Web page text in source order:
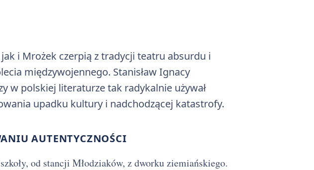
i Mrożek czerpią z tradycji teatru absurdu i
międzywojennego. Stanisław Ignacy
w polskiej literaturze tak radykalnie używał
upadku kultury i nadchodzącej katastrofy.
AUTENTYCZNOŚCI
od stancji Młodziaków, z dworku ziemiańskiego.